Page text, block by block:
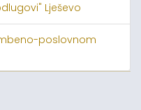
Lješevo
poslovnom